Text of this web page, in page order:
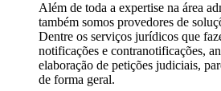
Além de toda a expertise na área
também somos provedores de
Dentre os serviços jurídicos que
notificações e contranotificações,
elaboração de petições judiciais,
de forma geral.